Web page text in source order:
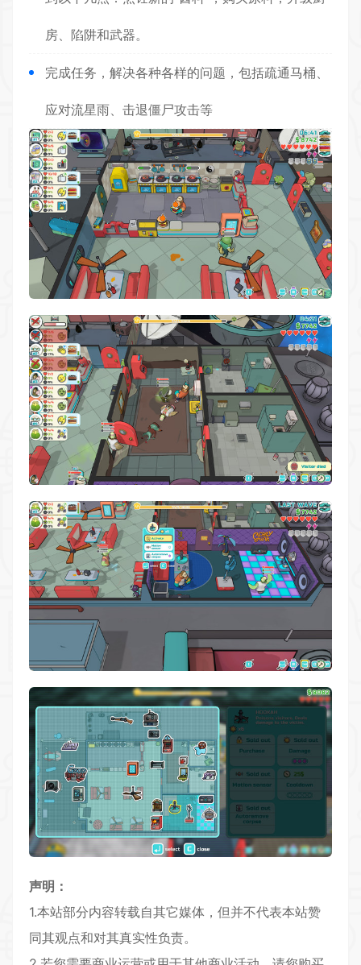
房、陷阱和武器。
完成任务，解决各种各样的问题，包括疏通马桶、
应对流星雨、击退僵尸攻击等
声明：
1.本站部分内容转载自其它媒体，但并不代表本站赞
同其观点和对其真实性负责。